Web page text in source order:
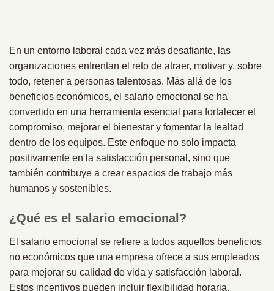
En un entorno laboral cada vez más desafiante, las
organizaciones enfrentan el reto de atraer, motivar y, sobre
todo, retener a personas talentosas. Más allá de los
beneficios económicos, el salario emocional se ha
convertido en una herramienta esencial para fortalecer el
compromiso, mejorar el bienestar y fomentar la lealtad
dentro de los equipos. Este enfoque no solo impacta
positivamente en la satisfacción personal, sino que
también contribuye a crear espacios de trabajo más
humanos y sostenibles.
¿Qué es el salario emocional?
El salario emocional se refiere a todos aquellos beneficios
no económicos que una empresa ofrece a sus empleados
para mejorar su calidad de vida y satisfacción laboral.
Estos incentivos pueden incluir flexibilidad horaria,